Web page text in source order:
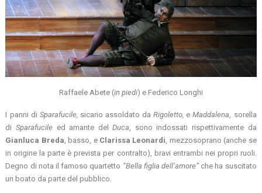
Raffaele Abete (in piedi) e Federico Longhi
I panni di Sparafucile, sicario assoldato daRigoletto, eMaddalena , sorella
diSparafucile ed amante delDuca , sono indossati rispettivamente da
Gianluca Breda , basso, e Clarissa Leonardi , mezzosoprano (anche se
in origine la parte è prevista per contralto), bravi entrambi nei propri ruoli.
Degno di nota il famoso quartetto “Bella figlia dell’amore”che ha suscitato
un boato da parte del pubblico.